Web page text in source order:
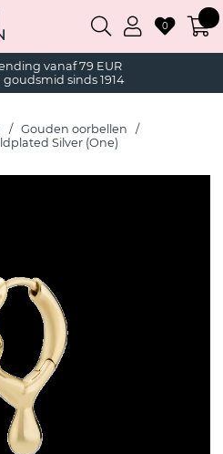
vanaf 79 EUR
sinds 1914
0
Gouden oorbellen
Silver (One)